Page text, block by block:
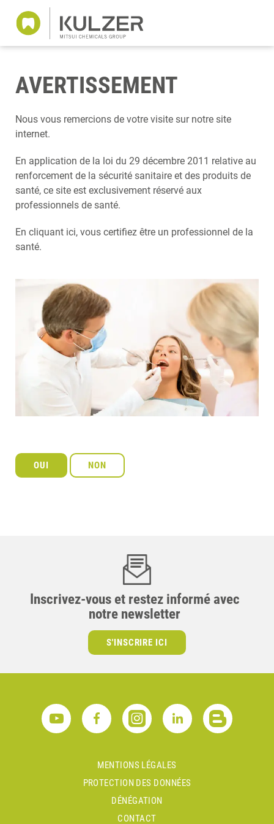
AVERTISSEMENT
Nous vous remercions de votre visite sur notre site
internet.
En application de la loi du 29 décembre 2011 relative au
renforcement de la sécurité sanitaire et des produits de
santé, ce site est exclusivement réservé aux
professionnels de santé.
En cliquant ici, vous certifiez être un professionnel de la
santé.
Inscrivez-vous et restez informé avec
notre newsletter
S'INSCRIRE ICI
MENTIONS LÉGALES
PROTECTION DES DONNÉES
DÉNÉGATION
CONTACT